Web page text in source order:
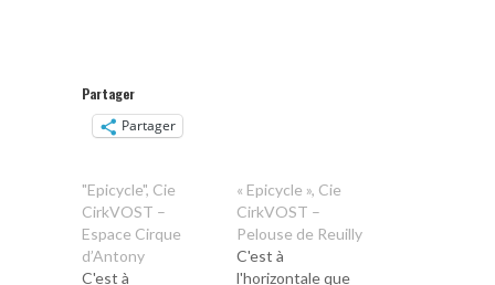
Partager
Partager
"Epicycle", Cie
CirkVOST –
Espace Cirque
d’Antony
C'est à
« Epicycle », Cie
CirkVOST –
Pelouse de Reuilly
C'est à
l'horizontale que